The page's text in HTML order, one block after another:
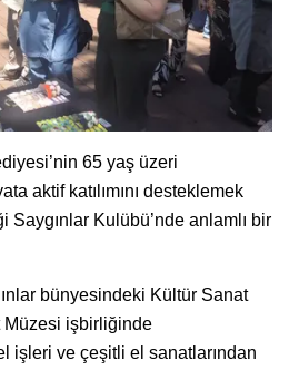
65 yaş üzeri
aktif katılımını desteklemek
Saygınlar Kulübü’nde anlamlı bir
bünyesindeki Kültür Sanat
Müzesi işbirliğinde
işleri ve çeşitli el sanatlarından